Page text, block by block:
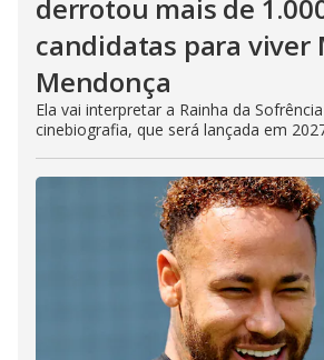
derrotou mais de
candidatas para viver
Mendonça
Ela vai interpretar a Rainha da
cinebiografia, que será lançada em